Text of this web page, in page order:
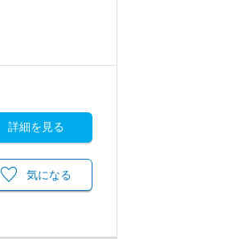
詳細を見る
気になる